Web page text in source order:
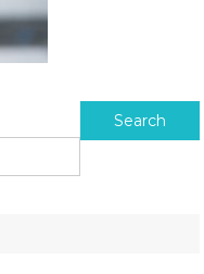
Search for: